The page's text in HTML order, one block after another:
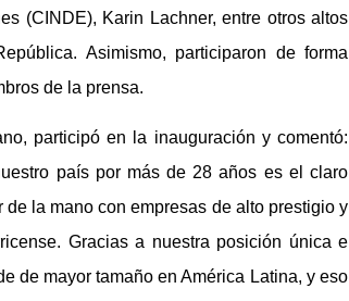
(CINDE), Karin Lachner, entre otros altos
Asimismo, participaron de forma
de la prensa.
participó en la inauguración y comentó:
país por más de 28 años es el claro
la mano con empresas de alto prestigio y
Gracias a nuestra posición única e
de mayor tamaño en América Latina, y eso